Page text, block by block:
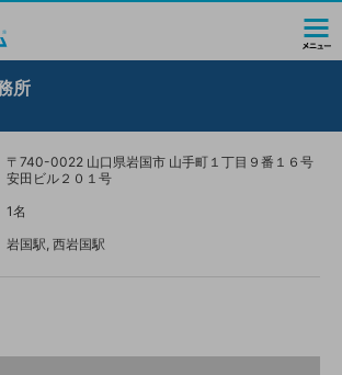
所
〒740-0022 山口県岩国市 山手町１丁目９番１６号
安田ビル２０１号
1名
岩国駅, 西岩国駅